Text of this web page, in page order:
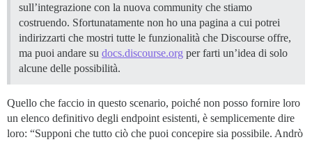
sull’integrazione con la nuova community che stiamo
costruendo. Sfortunatamente non ho una pagina a cui potrei
indirizzarti che mostri tutte le funzionalità che Discourse offre,
ma puoi andare su docs.discourse.org per farti un’idea di solo
alcune delle possibilità.
Quello che faccio in questo scenario, poiché non posso fornire loro
un elenco definitivo degli endpoint esistenti, è semplicemente dire
loro: “Supponi che tutto ciò che puoi concepire sia possibile. Andrò